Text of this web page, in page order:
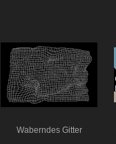
Waberndes Gitter